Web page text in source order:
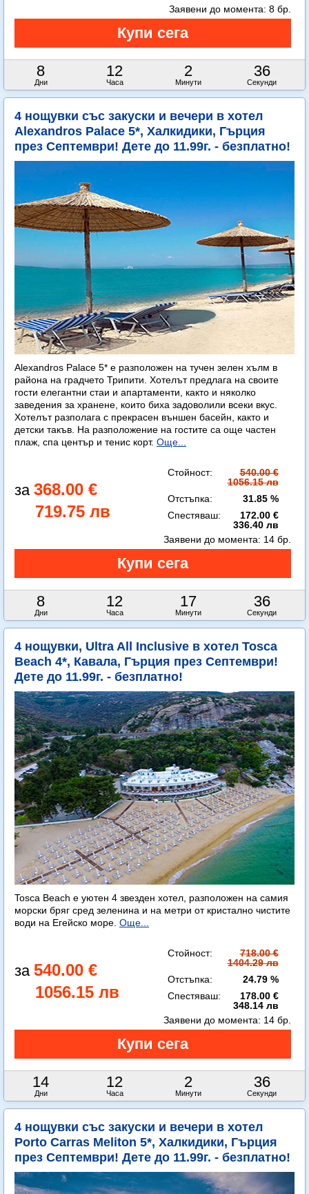
8
Дни
12
Часа
2
Минути
35
Секунди
Заявени до момента: 8 бр.
4 нощувки със закуски и вечери в хотел
Alexandros Palace 5*, Халкидики, Гърция
през Септември! Дете до 11.99г. - безплатно!
Alexandros Palace 5* e разположен на тучен зелен хълм в
района на градчето Трипити. Хотелът предлага на своите
гости елегантни стаи и апартаменти, както и няколко
заведения за хранене, които биха задоволили всеки вкус.
Хотелът разполага с прекрасен външен басейн, както и
детски такъв. На разположение на гостите са още частен
плаж, спа център и тенис корт. Още...
368.00 €
719.75 лв
Стойност:
540.00 €
1056.15 лв
Отстъпка:
31.85 %
Спестяваш:
172.00 €
336.40 лв
8
Дни
12
Часа
17
Минути
35
Секунди
Заявени до момента: 14 бр.
4 нощувки, Ultra All Inclusive в хотел Tosca
Beach 4*, Кавала, Гърция през Септември!
Дете до 11.99г. - безплатно!
Tosca Beach е уютен 4 звезден хотел, разположен на самия
морски бряг сред зеленина и на метри от кристално чистите
води на Егейско море. Още...
540.00 €
1056.15 лв
Стойност:
718.00 €
1404.29 лв
Отстъпка:
24.79 %
Спестяваш:
178.00 €
348.14 лв
14
Дни
12
Часа
2
Минути
35
Секунди
Заявени до момента: 14 бр.
4 нощувки със закуски и вечери в хотел
Porto Carras Meliton 5*, Халкидики, Гърция
през Септември! Дете до 11.99г. - безплатно!